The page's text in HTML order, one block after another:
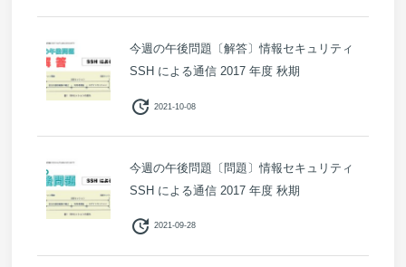
今週の午後問題〔解答〕情報セキュリティ
SSH による通信 2017 年度 秋期
update 2021-10-08
今週の午後問題〔問題〕情報セキュリティ
SSH による通信 2017 年度 秋期
update 2021-09-28